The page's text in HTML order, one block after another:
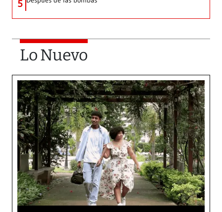
5
Lo Nuevo